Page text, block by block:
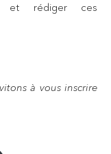
et rédiger ces
à vous inscrire